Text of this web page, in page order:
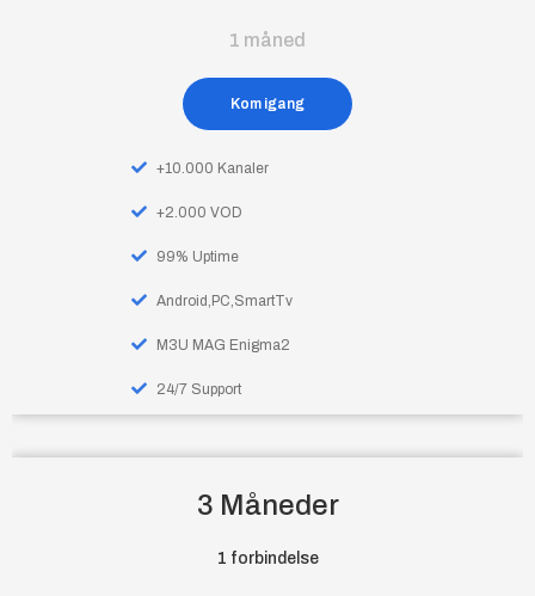
1 måned
Kom igang
+10.000 Kanaler
+2.000 VOD
99% Uptime
Android,PC,SmartTv
M3U MAG Enigma2
24/7 Support
3 Måneder
1 forbindelse